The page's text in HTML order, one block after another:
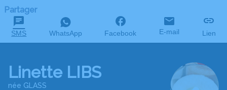
Partager
SMS WhatsApp Facebook E-mail Lien
Linette LIBS
née GLASS